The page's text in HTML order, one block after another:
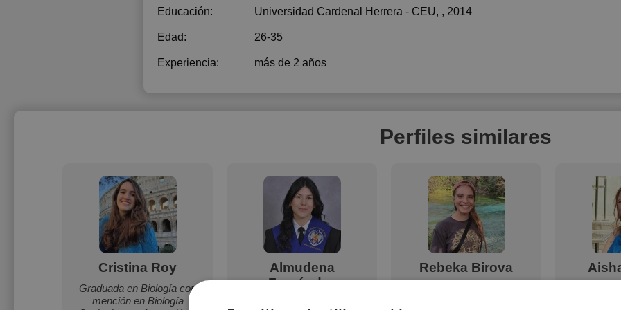
Educación: Universidad Cardenal Herrera - CEU, , 2014
Edad: 26-35
Experiencia: más de 2 años
Perfiles similares
Cristina Roy
Graduada en Biología con
mención en Biología
Almudena
Fernández
Rebeka Birova